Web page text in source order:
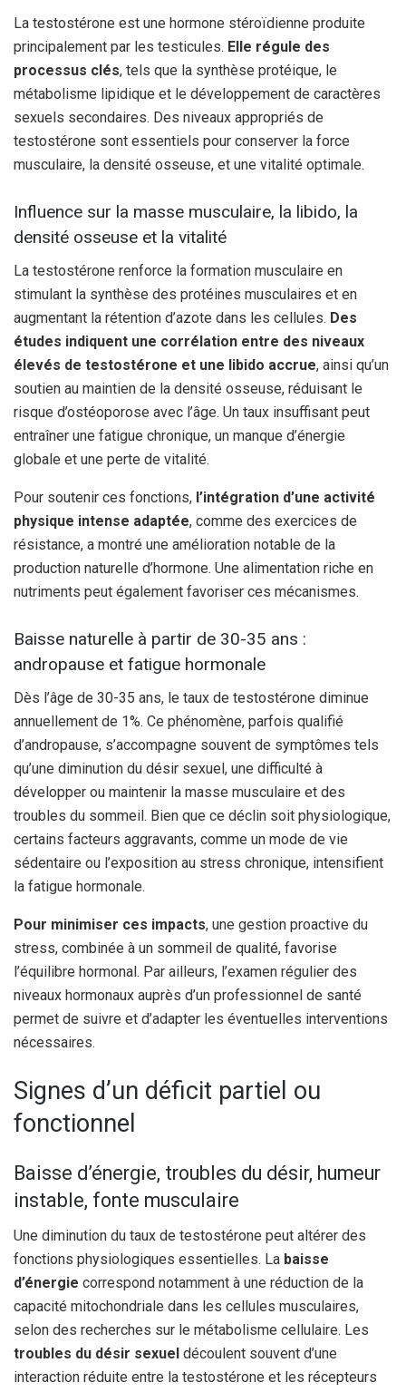
La testostérone est une hormone stéroïdienne produite
principalement par les testicules. Elle régule des
processus clés, tels que la synthèse protéique, le
métabolisme lipidique et le développement de caractères
sexuels secondaires. Des niveaux appropriés de
testostérone sont essentiels pour conserver la force
musculaire, la densité osseuse, et une vitalité optimale.
Influence sur la masse musculaire, la libido, la
densité osseuse et la vitalité
La testostérone renforce la formation musculaire en
stimulant la synthèse des protéines musculaires et en
augmentant la rétention d’azote dans les cellules. Des
études indiquent une corrélation entre des niveaux
élevés de testostérone et une libido accrue, ainsi qu’un
soutien au maintien de la densité osseuse, réduisant le
risque d’ostéoporose avec l’âge. Un taux insuffisant peut
entraîner une fatigue chronique, un manque d’énergie
globale et une perte de vitalité.
Pour soutenir ces fonctions, l’intégration d’une activité
physique intense adaptée, comme des exercices de
résistance, a montré une amélioration notable de la
production naturelle d’hormone. Une alimentation riche en
nutriments peut également favoriser ces mécanismes.
Baisse naturelle à partir de 30-35 ans :
andropause et fatigue hormonale
Dès l’âge de 30-35 ans, le taux de testostérone diminue
annuellement de 1%. Ce phénomène, parfois qualifié
d’andropause, s’accompagne souvent de symptômes tels
qu’une diminution du désir sexuel, une difficulté à
développer ou maintenir la masse musculaire et des
troubles du sommeil. Bien que ce déclin soit physiologique,
certains facteurs aggravants, comme un mode de vie
sédentaire ou l’exposition au stress chronique, intensifient
la fatigue hormonale.
Pour minimiser ces impacts, une gestion proactive du
stress, combinée à un sommeil de qualité, favorise
l’équilibre hormonal. Par ailleurs, l’examen régulier des
niveaux hormonaux auprès d’un professionnel de santé
permet de suivre et d’adapter les éventuelles interventions
nécessaires.
Signes d’un déficit partiel ou
fonctionnel
Baisse d’énergie, troubles du désir, humeur
instable, fonte musculaire
Une diminution du taux de testostérone peut altérer des
fonctions physiologiques essentielles. La baisse
d’énergie correspond notamment à une réduction de la
capacité mitochondriale dans les cellules musculaires,
selon des recherches sur le métabolisme cellulaire. Les
troubles du désir sexuel découlent souvent d’une
interaction réduite entre la testostérone et les récepteurs